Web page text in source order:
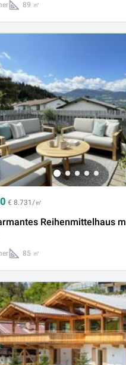
89 ㎡
€ 8.731/㎡
Reihenmittelhaus
85 ㎡